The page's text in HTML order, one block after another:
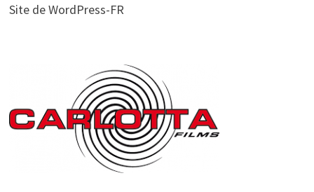
Site de WordPress-FR